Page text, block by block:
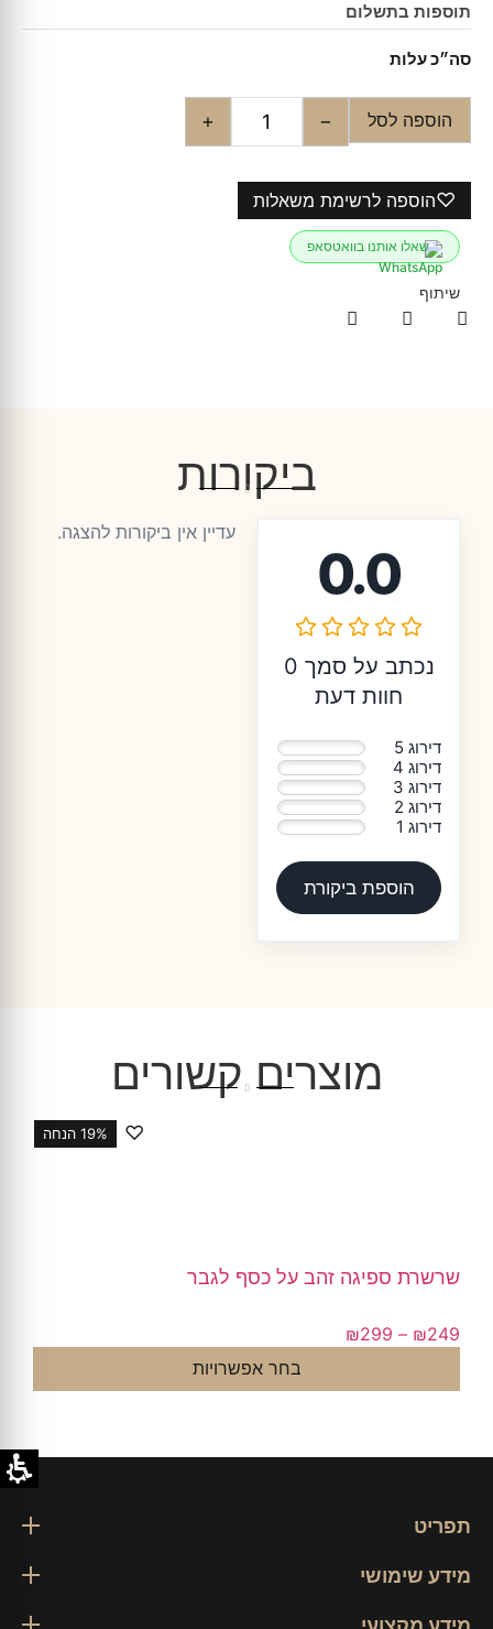
תוספות בתשלום
סה״כ עלות
−
+ הוספה לסל
♡הוספה לרשימת משאלות
שאלו אותנו בוואטסאפ
שיתוף
ביקורות
0.0
נכתב על סמך 0
חוות דעת
דירוג 5
דירוג 4
דירוג 3
דירוג 2
דירוג 1
הוספת ביקורת
עדיין אין ביקורות להצגה.
מוצרים קשורים
19% הנחה ♡
שרשרת ספיגה זהב על כסף לגבר
₪249
–
₪299
בחר אפשרויות
תפריט
מידע שימושי